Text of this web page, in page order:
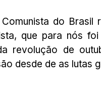
do Brasil
que para nós
revolução de
desde de as lutas